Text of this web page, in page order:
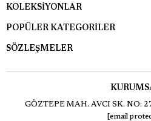
KOLEKSİYONLAR
POPÜLER KATEGORİLER
SÖZLEŞMELER
GÖZTEPE MAH. AVCI SK. NO:
[email